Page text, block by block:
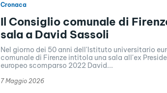
Cronaca
Il Consiglio comunale di
sala a David Sassoli
Nel giorno dei 50 anni dell'Istituto universitario
comunale di Firenze intitola una sala all'ex
europeo scomparso 2022 David...
7 Maggio 2026